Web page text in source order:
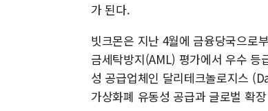
가 된다.
빗크몬은 지난 4월에 금융당국으로
금세탁방지(AML) 평가에서 우수 등
성 공급업체인 달리테크놀로지스
가상화폐 유동성 공급과 글로벌 확